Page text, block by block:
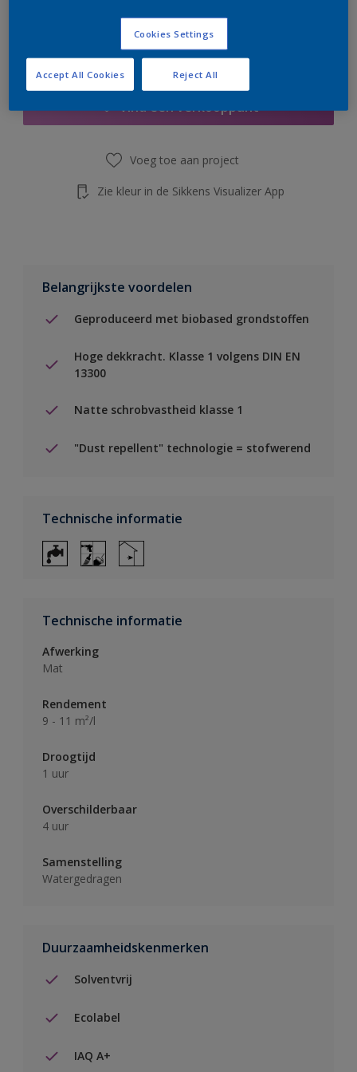
Boodschappenlijst
Vind een verkooppunt
Voeg toe aan project
Zie kleur in de Sikkens Visualizer App
Belangrijkste voordelen
Geproduceerd met biobased grondstoffen
Hoge dekkracht. Klasse 1 volgens DIN EN
13300
Natte schrobvastheid klasse 1
"Dust repellent" technologie = stofwerend
Technische informatie
Technische informatie
Afwerking
Mat
Rendement
9 - 11 m²/l
Droogtijd
1 uur
Overschilderbaar
4 uur
Samenstelling
Watergedragen
Duurzaamheidskenmerken
Solventvrij
Ecolabel
IAQ A+
Cookies Settings
Reject All
Accept All Cookies